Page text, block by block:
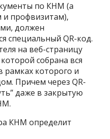
по КНМ (а
и профвизитам),
должен
специальный QR-код.
на веб-страницу
собрана вся
которого и
Причем через QR-
даже в закрытую
КНМ определит